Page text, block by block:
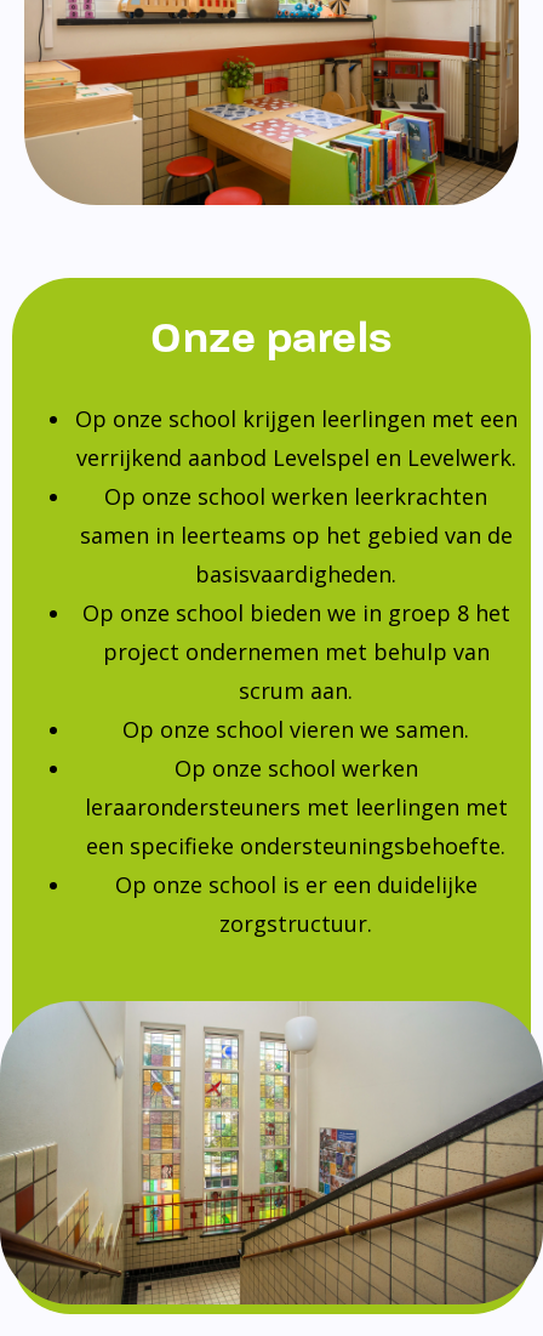
Onze parels
Op onze school krijgen leerlingen met een
verrijkend aanbod Levelspel en Levelwerk.
Op onze school werken leerkrachten
samen in leerteams op het gebied van de
basisvaardigheden.
Op onze school bieden we in groep 8 het
project ondernemen met behulp van
scrum aan.
Op onze school vieren we samen.
Op onze school werken
leraarondersteuners met leerlingen met
een specifieke ondersteuningsbehoefte.
Op onze school is er een duidelijke
zorgstructuur.